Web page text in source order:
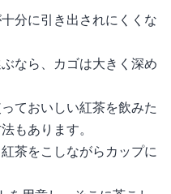
分に引き出されにくくな
なら、カゴは大きく深め
ておいしい紅茶を飲みた
もあります。
茶をこしながらカップに